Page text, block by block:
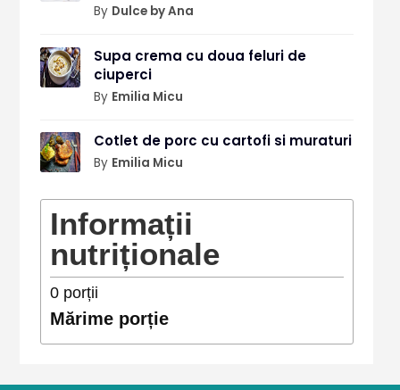
By Dulce by Ana
Supa crema cu doua feluri de
ciuperci
By Emilia Micu
Cotlet de porc cu cartofi si muraturi
By Emilia Micu
Informații
nutriționale
0porții
Mărime porție